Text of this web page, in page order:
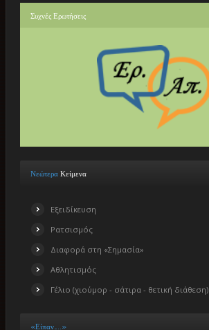
Συχνές Ερωτήσεις
Νεώτερα Κείμενα
Εξειδίκευση
Ρατσισμός
Διαφορά στη «Σημασία»
Αθλητισμός
Γέλιο (χιούμορ - σάτιρα - θετική διάθεση)
«Είπαν…..»